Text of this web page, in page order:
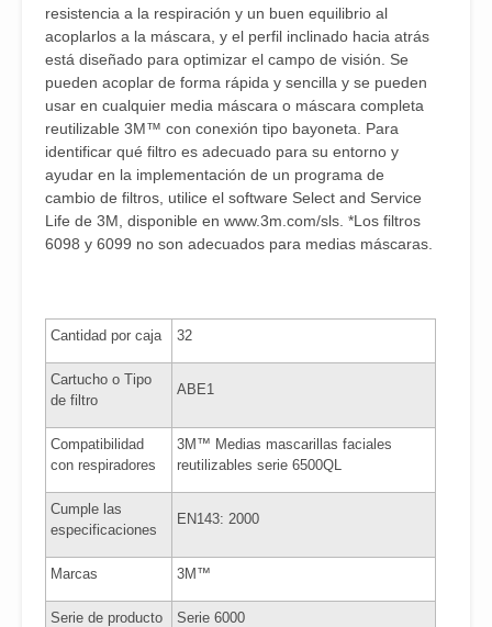
resistencia a la respiración y un buen equilibrio al
acoplarlos a la máscara, y el perfil inclinado hacia atrás
está diseñado para optimizar el campo de visión. Se
pueden acoplar de forma rápida y sencilla y se pueden
usar en cualquier media máscara o máscara completa
reutilizable 3M™ con conexión tipo bayoneta. Para
identificar qué filtro es adecuado para su entorno y
ayudar en la implementación de un programa de
cambio de filtros, utilice el software Select and Service
Life de 3M, disponible en www.3m.com/sls. *Los filtros
6098 y 6099 no son adecuados para medias máscaras.
Cantidad por caja 32
Cartucho o Tipo
de filtro
ABE1
Compatibilidad
con respiradores
3M™ Medias mascarillas faciales
reutilizables serie 6500QL
Cumple las
especificaciones
EN143: 2000
Marcas 3M™
Serie de producto Serie 6000